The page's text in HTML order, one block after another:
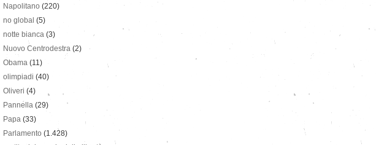
Napolitano (220)
no global (5)
notte bianca (3)
Nuovo Centrodestra (2)
Obama (11)
olimpiadi (40)
Oliveri (4)
Pannella (29)
Papa (33)
Parlamento (1.428)